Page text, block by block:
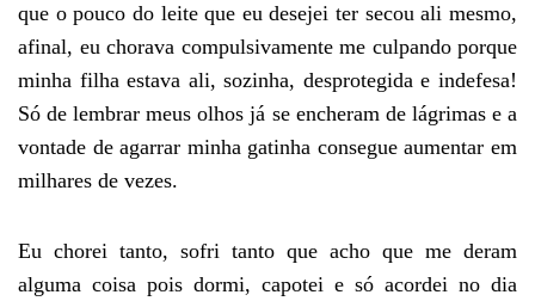
que o pouco do leite que eu desejei ter secou ali mesmo,
afinal, eu chorava compulsivamente me culpando porque
minha filha estava ali, sozinha, desprotegida e indefesa!
Só de lembrar meus olhos já se encheram de lágrimas e a
vontade de agarrar minha gatinha consegue aumentar em
milhares de vezes.
Eu chorei tanto, sofri tanto que acho que me deram
alguma coisa pois dormi, capotei e só acordei no dia